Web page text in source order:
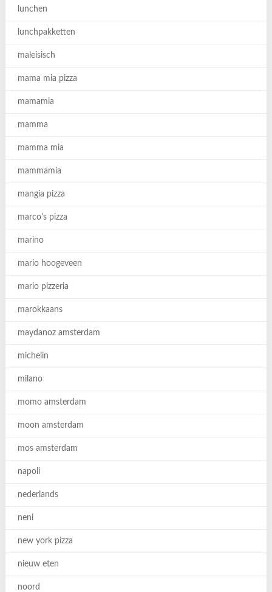
lunchen
lunchpakketten
maleisisch
mama mia pizza
mamamia
mamma
mamma mia
mammamia
mangia pizza
marco's pizza
marino
mario hoogeveen
mario pizzeria
marokkaans
maydanoz amsterdam
michelin
milano
momo amsterdam
moon amsterdam
mos amsterdam
napoli
nederlands
neni
new york pizza
nieuw eten
noord